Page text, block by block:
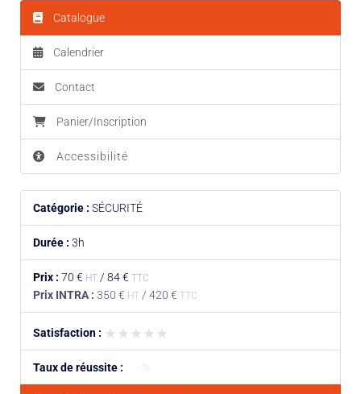
Catalogue
Calendrier
Contact
Panier/Inscription
Accessibilité
Catégorie : SÉCURITÉ
Durée : 3h
Prix : 70 € HT / 84 € TTC
Prix INTRA : 350 € HT / 420 € TTC
Satisfaction : ★★★★★
★★★★★
Taux de réussite :